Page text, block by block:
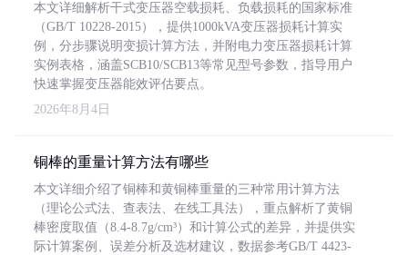
本文详细解析干式变压器空载损耗、负载损耗的国家标准
（GB/T 10228-2015），提供1000kVA变压器损耗计算实
例，分步骤说明变损计算方法，并附电力变压器损耗计算
实例表格，涵盖SCB10/SCB13等常见型号参数，指导用户
快速掌握变压器能效评估要点。
2026年8月4日
铜棒的重量计算方法有哪些
本文详细介绍了铜棒和黄铜棒重量的三种常用计算方法
（理论公式法、查表法、在线工具法），重点解析了黄铜
棒密度取值（8.4-8.7g/cm³）和计算公式的差异，并提供实
际计算案例、误差分析及选材建议，数据参考GB/T 4423-